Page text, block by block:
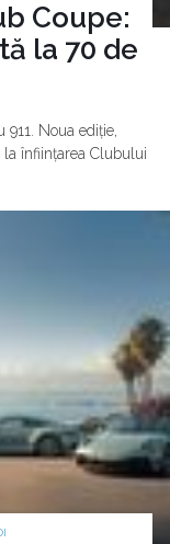
Coupe:
la 70 de
Noua ediție,
înființarea Clubului